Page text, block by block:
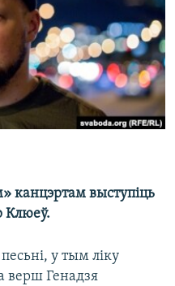
канцэртам выступіць
Клюеў.
у тым ліку
верш Генадзя